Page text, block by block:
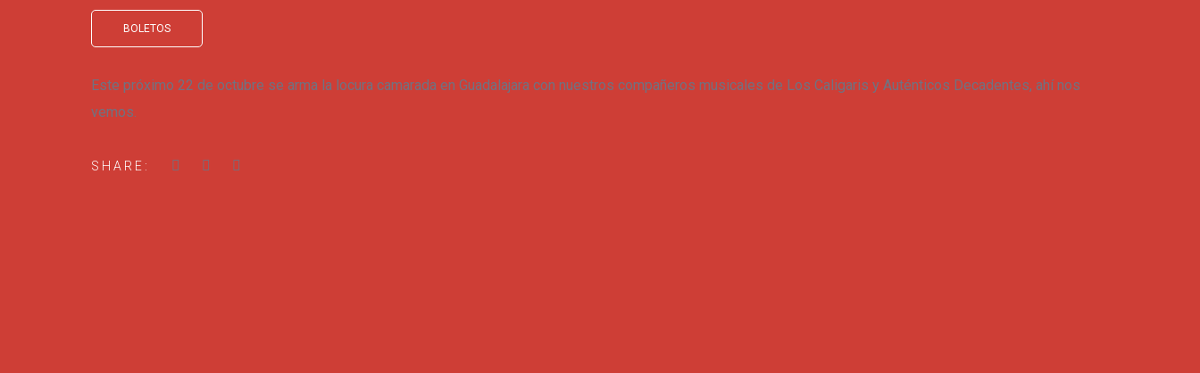
BOLETOS
Este próximo 22 de octubre se arma la locura camarada en Guadalajara con nuestros compañeros musicales de Los Caligaris y Auténticos Decadentes, ahí nos
vemos.
SHARE: